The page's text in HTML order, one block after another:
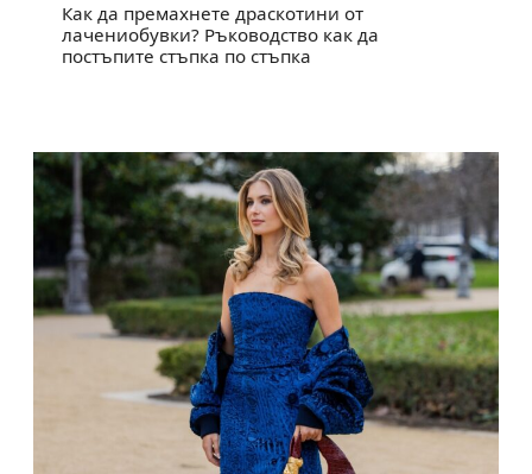
Как да премахнете драскотини от
лачениобувки? Ръководство как да
постъпите стъпка по стъпка